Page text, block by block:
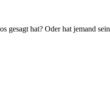
gesagt hat? Oder hat jemand